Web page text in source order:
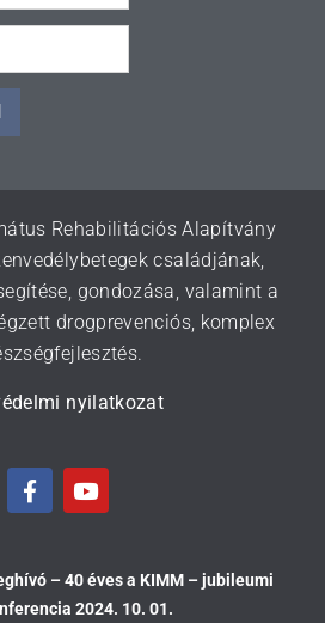
Rehabilitációs Alapítvány
családjának,
gondozása, valamint a
drogprevenciós, komplex
nyilatkozat
– 40 éves a KIMM – jubileumi
2024. 10. 01.